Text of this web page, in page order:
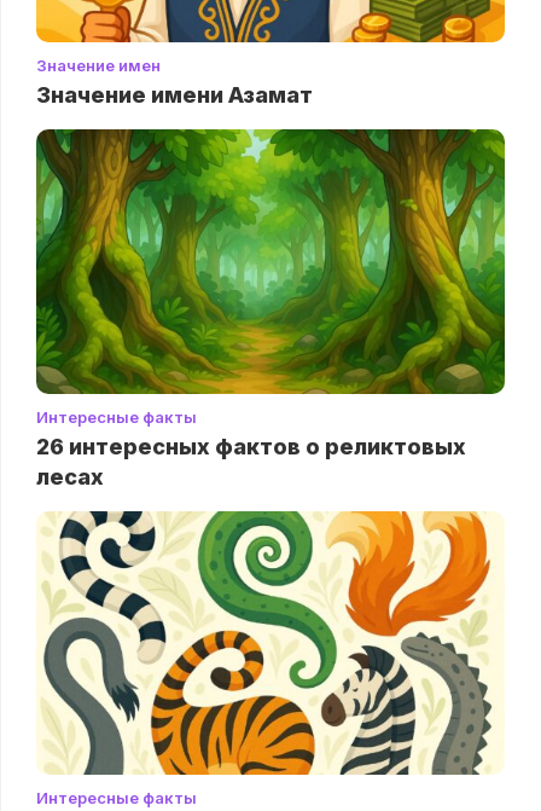
Значение имен
Значение имени Азамат
Интересные факты
26 интересных фактов о реликтовых
лесах
Интересные факты